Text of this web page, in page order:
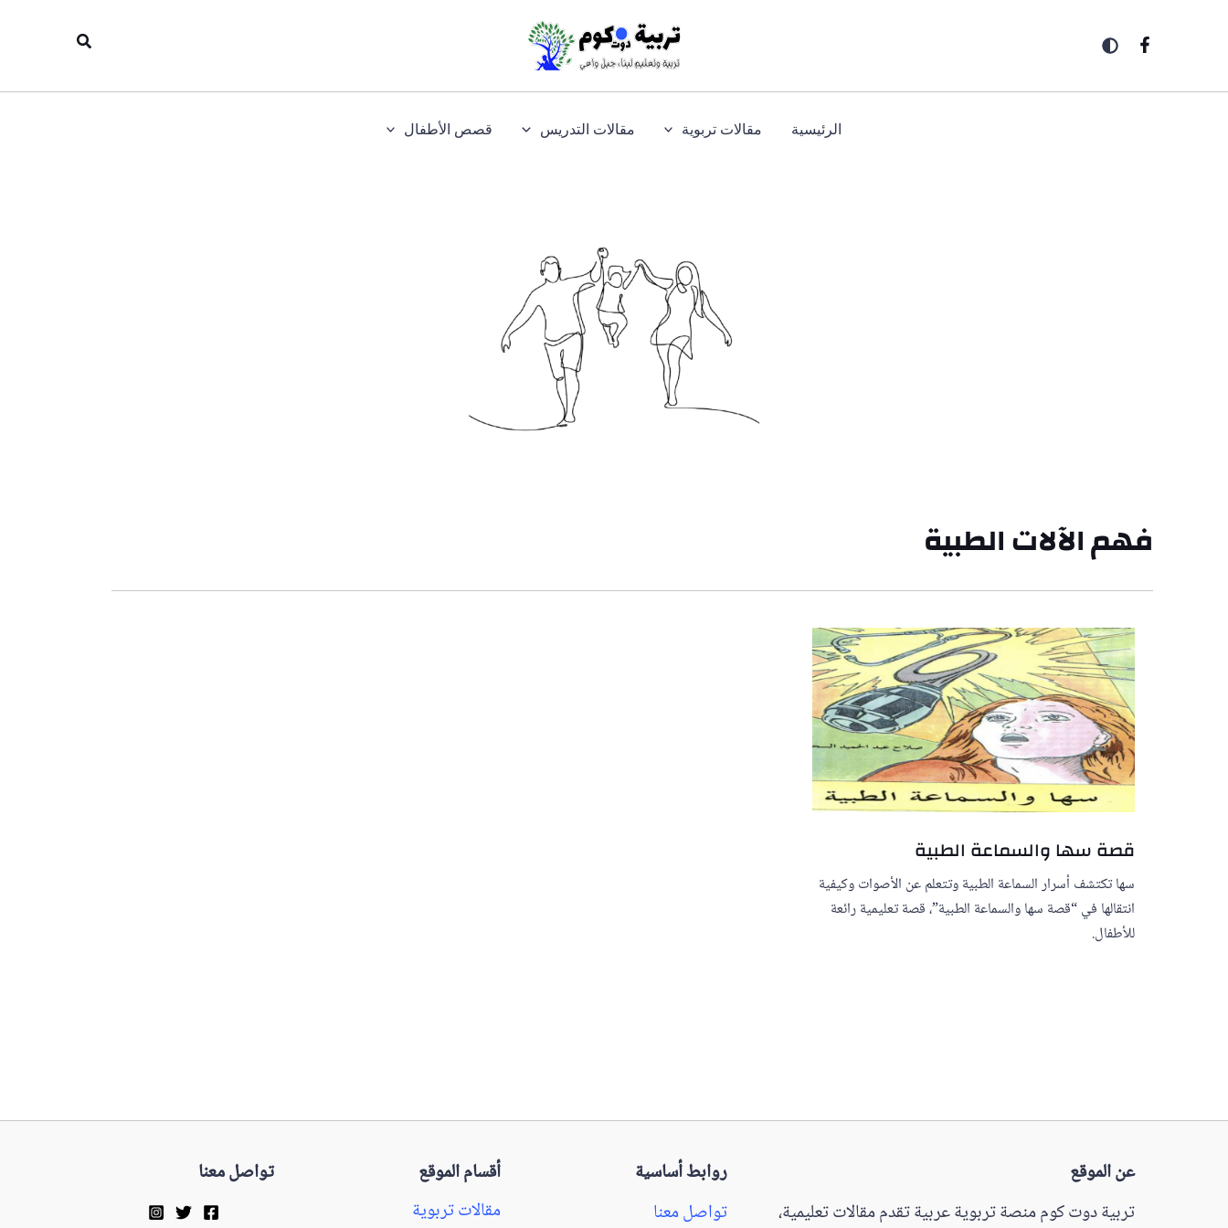
الرئيسية مقالات تربوية مقالات التدريس قصص الأطفال
فهم الآلات الطبية
قصة سها والسماعة الطبية
سها تكتشف أسرار السماعة الطبية وتتعلم عن الأصوات وكيفية
انتقالها في “قصة سها والسماعة الطبية”، قصة تعليمية رائعة
للأطفال.
عن الموقع
تربية دوت كوم منصة تربوية عربية تقدم مقالات تعليمية،
روابط أساسية
تواصل معنا
أقسام الموقع
مقالات تربوية
تواصل معنا